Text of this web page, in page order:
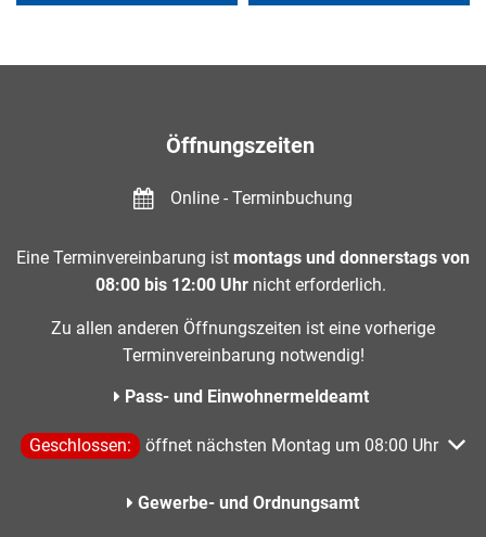
Öffnungszeiten
Online - Terminbuchung
Eine Terminvereinbarung ist montags und donnerstags von
08:00 bis 12:00 Uhr nicht erforderlich.
Zu allen anderen Öffnungszeiten ist eine vorherige
Terminvereinbarung notwendig!
Pass- und Einwohnermeldeamt
Klicken, um weitere Öffnungs- oder Schließzeiten
Geschlossen: öffnet nächsten Montag um 08:00 Uhr
Gewerbe- und Ordnungsamt